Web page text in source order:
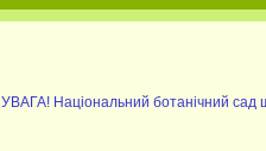
УВАГА! Національний ботанічний сад